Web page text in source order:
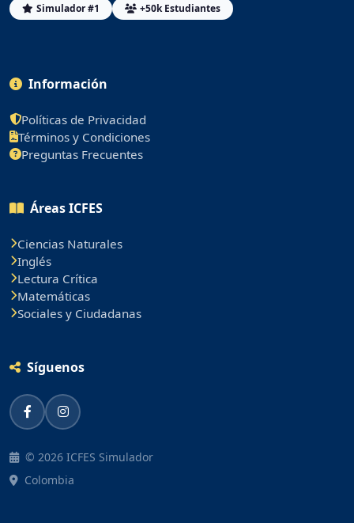
Simulador #1 +50k Estudiantes
Información
Políticas de Privacidad
Términos y Condiciones
Preguntas Frecuentes
Áreas ICFES
Ciencias Naturales
Inglés
Lectura Crítica
Matemáticas
Sociales y Ciudadanas
Síguenos
© 2026 ICFES Simulador
Colombia